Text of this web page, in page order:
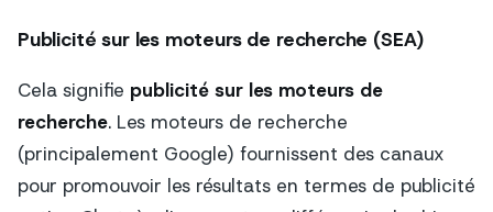
Publicité sur les moteurs de recherche (SEA)
Cela signifie publicité sur les moteurs de
recherche. Les moteurs de recherche
(principalement Google) fournissent des canaux
pour promouvoir les résultats en termes de publicité